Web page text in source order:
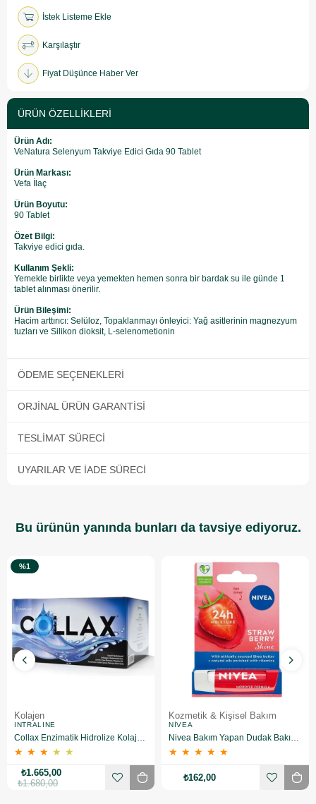
İstek Listeme Ekle
Karşılaştır
Fiyat Düşünce Haber Ver
ÜRÜN ÖZELLIKLERI
Ürün Adı:
VeNatura Selenyum Takviye Edici Gıda 90 Tablet
Ürün Markası:
Vefa İlaç
Ürün Boyutu:
90 Tablet
Özet Bilgi:
Takviye edici gıda.
Kullanım Şekli:
Yemekle birlikte veya yemekten hemen sonra bir bardak su ile günde 1
tablet alınması önerilir.
Ürün Bileşimi:
Hacim arttırıcı: Selüloz, Topaklanmayı önleyici: Yağ asitlerinin magnezyum
tuzları ve Silikon dioksit, L-selenometionin
ÖDEME SEÇENEKLERI
ORJINAL ÜRÜN GARANTISI
TESLIMAT SÜRECI
UYARILAR VE İADE SÜRECI
Bu ürünün yanında bunları da tavsiye ediyoruz.
Kolajen
INTRALINE
Collax Enzimatik Hidrolize Kolajen 30 Flakon
★ ★ ★ ★ ★
%1
₺1.665,00
₺1.680,00
Kozmetik & Kişisel Bakım
NIVEA
Nivea Bakım Yapan Dudak Bakım Kremi Straw Berry 4,8 gr
★ ★ ★ ★ ★
₺162,00